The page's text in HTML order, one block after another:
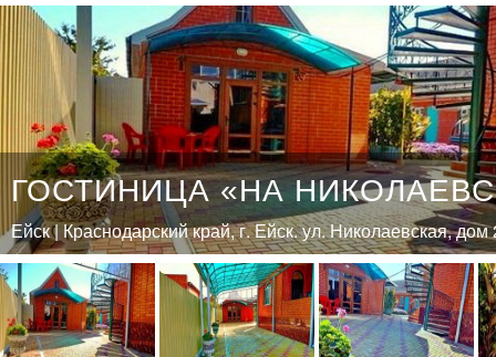
ГОСТИНИЦА «НА
Ейск | Краснодарский край, г. Ейск. ул. Николаевская, дом